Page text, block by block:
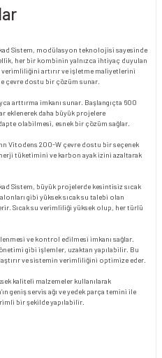
Sistem, modülasyon teknolojisi sayesinde
her bir kombinin yalnızca ihtiyaç duyulan
verimliliğini artırır ve işletme maliyetlerini
çevre dostu bir çözüm sunar.
arttırma imkanı sunar. Başlangıçta 600
eklenerek daha büyük projelere
olabilmesi, esnek bir çözüm sağlar.
Vitodens 200-W çevre dostu bir seçenek
tüketimini ve karbon ayak izini azaltarak
Sistem, büyük projelerde kesintisiz sıcak
gibi yüksek sıcak su talebi olan
Sıcak su verimliliği yüksek olup, her türlü
ve kontrol edilmesi imkanı sağlar.
gibi işlemler, uzaktan yapılabilir. Bu
ve sistemin verimliliğini optimize eder.
kaliteli malzemeler kullanılarak
geniş servis ağı ve yedek parça temini ile
bir şekilde yapılabilir.